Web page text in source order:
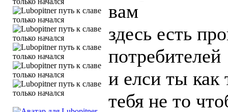
вам
здесь есть
потребителей
и елси ты как
тебя не то